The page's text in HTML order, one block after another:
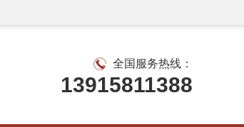
全国服务热线：
13915811388